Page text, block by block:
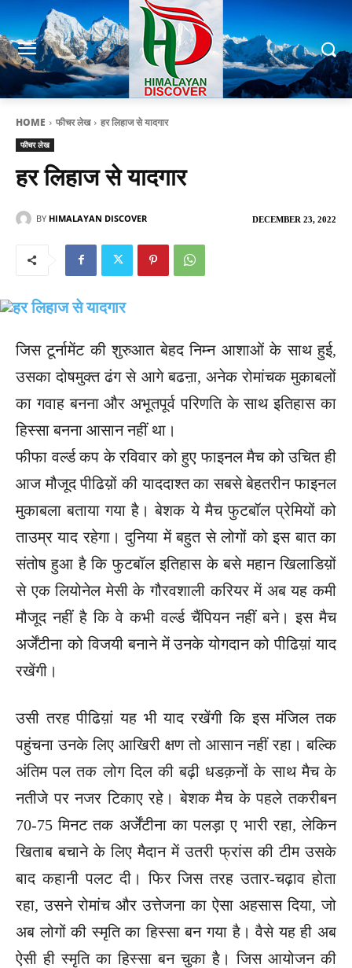
HOME फीचर लेख हर लिहाज से यादगार
फीचर लेख
हर लिहाज से यादगार
DECEMBER 23, 2022
BY HIMALAYAN DISCOVER
जिस टूर्नामेंट की शुरुआत बेहद निम्न आशाओं के साथ हुई,
उसका दोषमुक्त ढंग से आगे बढऩा, अनेक रोमांचक मुकाबलों
का गवाह बनना और अभूतपूर्व परिणति के साथ इतिहास का
हिस्सा बनना आसान नहीं था।
फीफा वर्ल्ड कप के रविवार को हुए फाइनल मैच को उचित ही
आज मौजूद पीढिय़ों की याददाश्त का सबसे बेहतरीन फाइनल
मुकाबला बताया गया है। बेशक ये मैच फुटबॉल प्रेमियों को
ताउम्र याद रहेगा। दुनिया में बहुत से लोगों को इस बात का
संतोष हुआ है कि फुटबॉल इतिहास के बसे महान खिलाडिय़ों
से एक लियोनेल मेसी के गौरवशाली करियर में अब यह कमी
मौजूद नहीं है कि वे कभी वर्ल्ड चैंपियन नहीं बने। इस मैच
अर्जेंटीना को विजयी बनाने में उनके योगदान को पीढिय़ां याद
रखेंगी।
उसी तरह पीढिय़ां यह भी याद रखेंगी कि इस मंजिल तक
पहुंचना उनके लिए आखिरी क्षण तो आसान नहीं रहा। बल्कि
अंतिम पल तक लोग दिल की बढ़ी धडक़नों के साथ मैच के
नतीजे पर नजर टिकाए रहे। बेशक मैच के पहले तकरीबन
70-75 मिनट तक अर्जेंटीना का पलड़ा ए भारी रहा, लेकिन
खिताब बचाने के लिए मैदान में उतरी फ्रांस की टीम उसके
बाद कहानी पलट दी। फिर जिस तरह उतार-चढ़ाव होता
रहा, उसने रोमांच और उत्तेजना का ऐसा अहसास दिया, जो
अब लोगों की स्मृति का हिस्सा बन गया है। वैसे यह ही अब
ऐसी ही स्मृति का हिस्सा बन चुका है। जिस आयोजन की